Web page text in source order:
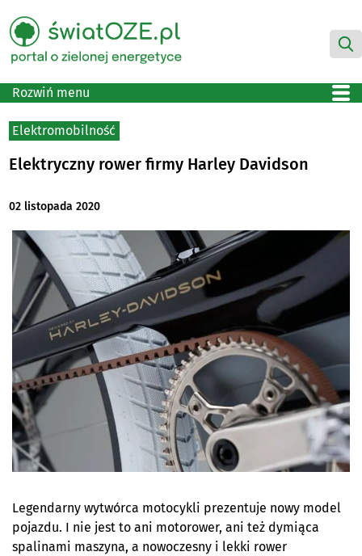
Rozwiń menu
Elektromobilność
Elektryczny rower firmy Harley Davidson
02 listopada 2020
Legendarny wytwórca motocykli prezentuje nowy model
pojazdu. I nie jest to ani motorower, ani też dymiąca
spalinami maszyna, a nowoczesny i lekki rower